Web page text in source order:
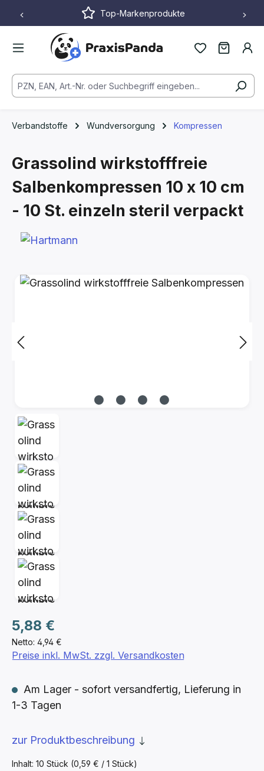
Zum Hauptinhalt springenTop-Markenprodukte
Verbandstoffe Wundversorgung Kompressen
Grassolind wirkstofffreie
Salbenkompressen 10 x 10 cm
- 10 St. einzeln steril verpackt
Bildergalerie überspringen
Netto: 4,94 €
Regulärer Preis:
5,88 €
Inhalt: 10 Stück (0,59 € / 1 Stück)
Preise inkl. MwSt. zzgl. Versandkosten
Am Lager - sofort versandfertig, Lieferung in
1-3 Tagen
zur Produktbeschreibung